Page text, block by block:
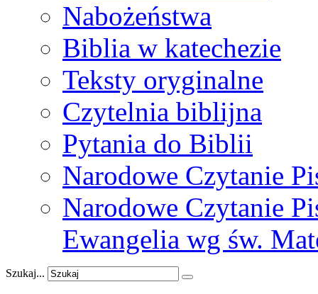
Nabożeństwa
Biblia w katechezie
Teksty oryginalne
Czytelnia biblijna
Pytania do Biblii
Narodowe Czytanie
Narodowe Czytanie
Ewangelia wg św.
Szukaj...